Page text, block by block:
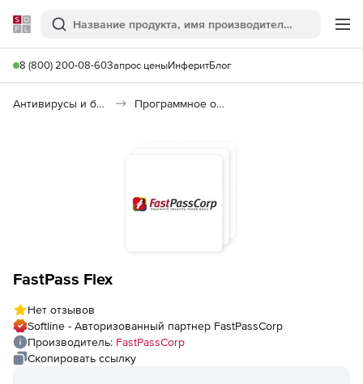
Softline
Поиск
8 (800) 200-08-60Запрос ценыИнферитБлог
Антивирусы и безопасность Программное обеспечение для контроля персонала
FastPass Flex
Нет отзывов
Softline - Авторизованный партнер FastPassCorp
Производитель: FastPassCorp
Скопировать ссылку